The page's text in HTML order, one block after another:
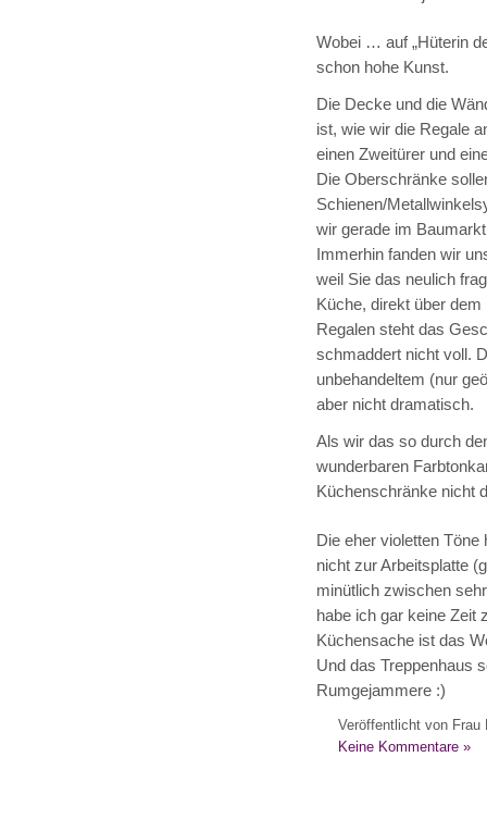
Wobei … auf „Hüterin
schon hohe Kunst.
Die Decke und die
ist, wie wir die Regale
einen Zweitürer und
Die Oberschränke
Schienen/
wir gerade im
Immerhin fanden wir
weil Sie das neulich
Küche, direkt über
Regalen steht das
schmaddert nicht voll.
unbehandeltem (nur
aber nicht dramatisch.
Als wir das so durch
wunderbaren
Küchenschränke nicht
Die eher violetten
nicht zur Arbeitsplatte
minütlich zwischen
habe ich gar keine Zeit
Küchensache ist das
Und das Treppenhaus
Rumgejammere :)
Veröffentlicht von Frau
Keine Kommentare »